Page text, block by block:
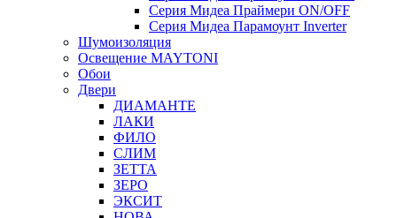
Серия Мидеа Праймери ON/OFF
Серия Мидеа Парамоунт Inverter
Шумоизоляция
Освещение MAYTONI
Обои
Двери
ДИАМАНТЕ
ЛАКИ
ФИЛО
СЛИМ
ЗЕТТА
ЗЕРО
ЭКСИТ